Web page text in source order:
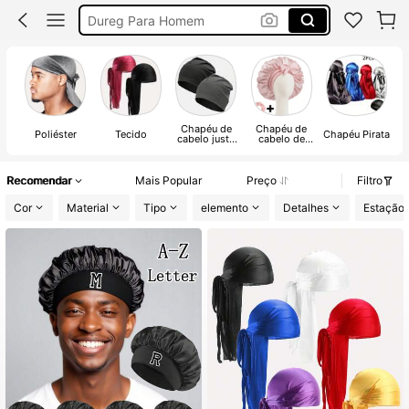
Touca De Cetim
Durag
Poliéster Tecido Chapéu de
cabelo justo
Chapéu de
cabelo de Chapéu Pirata
Recomendar Mais Popular Preço
Filtro
Cor
Material Tipo elemento Detalhes Estação